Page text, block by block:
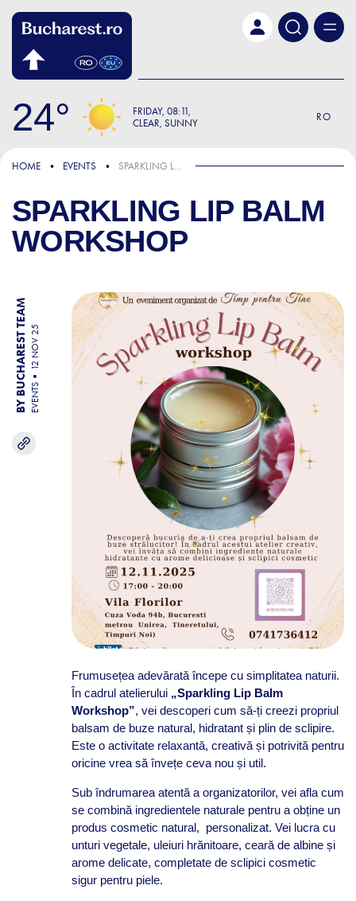
24 FRIDAY 08:11
CLEAR, SUNNY
RO
HOME EVENTS SPARKLING LIP BALM WORKSHOP
SPARKLING LIP BALM
WORKSHOP
BY BUCHAREST TEAM EVENTS
12 NOV 25
Frumusețea adevărată începe cu simplitatea naturii.
În cadrul atelierului „Sparkling Lip Balm
Workshop”, vei descoperi cum să-ți creezi propriul
balsam de buze natural, hidratant și plin de sclipire.
Este o activitate relaxantă, creativă și potrivită pentru
oricine vrea să învețe ceva nou și util.
Sub îndrumarea atentă a organizatorilor, vei afla cum
se combină ingredientele naturale pentru a obține un
produs cosmetic natural, personalizat. Vei lucra cu
unturi vegetale, uleiuri hrănitoare, ceară de albine și
arome delicate, completate de sclipici cosmetic
sigur pentru piele.